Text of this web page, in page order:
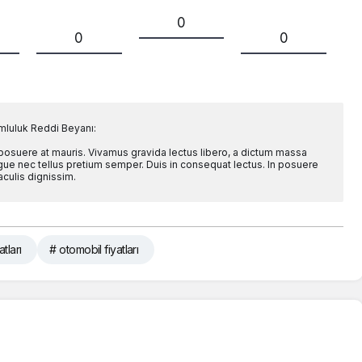
0
0
0
Reddi Beyanı:
at mauris. Vivamus gravida lectus libero, a dictum massa
nec tellus pretium semper. Duis in consequat lectus. In posuere
dignissim.
# otomobil fiyatları